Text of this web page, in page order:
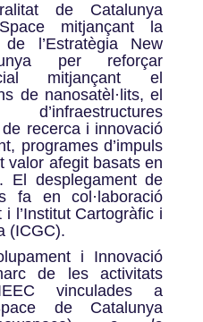
de Catalunya
mitjançant la
l’Estratègia New
per reforçar
mitjançant el
de nanosatèl·lits, el
recerca i innovació
programes d’impuls
valor afegit basats en
El desplegament de
fa en col·laboració
l’Institut Cartogràfic i
(ICGC).
i Innovació
de les activitats
vinculades a
de Catalunya